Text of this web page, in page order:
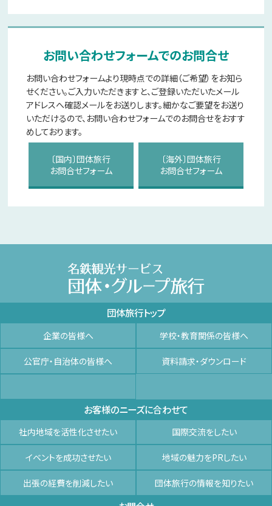
お問い合わせフォームでのお問合せ
お問い合わせフォームより現時点での詳細（ご希望）をお知ら
せください。ご入力いただきますと、ご登録いただいたメール
アドレスへ確認メールをお送りします。細かなご要望をお送り
いただけるので、お問い合わせフォームでのお問合せをおすす
めしております。
〔国内〕団体旅行
お問合せフォーム
〔海外〕団体旅行
お問合せフォーム
団体旅行トップ
企業の皆様へ 学校・教育関係の皆様へ
公官庁・自治体の皆様へ 資料請求・ダウンロード
お客様のニーズに合わせて
社内地域を活性化させたい 国際交流をしたい
イベントを成功させたい 地域の魅力をPRしたい
出張の経費を削減したい 団体旅行の情報を知りたい